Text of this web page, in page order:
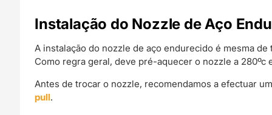
Instalação do Nozzle de Aço
A instalação do nozzle de aço endurecido é mesma
Como regra geral, deve pré-aquecer o nozzle a
Antes de trocar o nozzle, recomendamos a efectuar
pull.